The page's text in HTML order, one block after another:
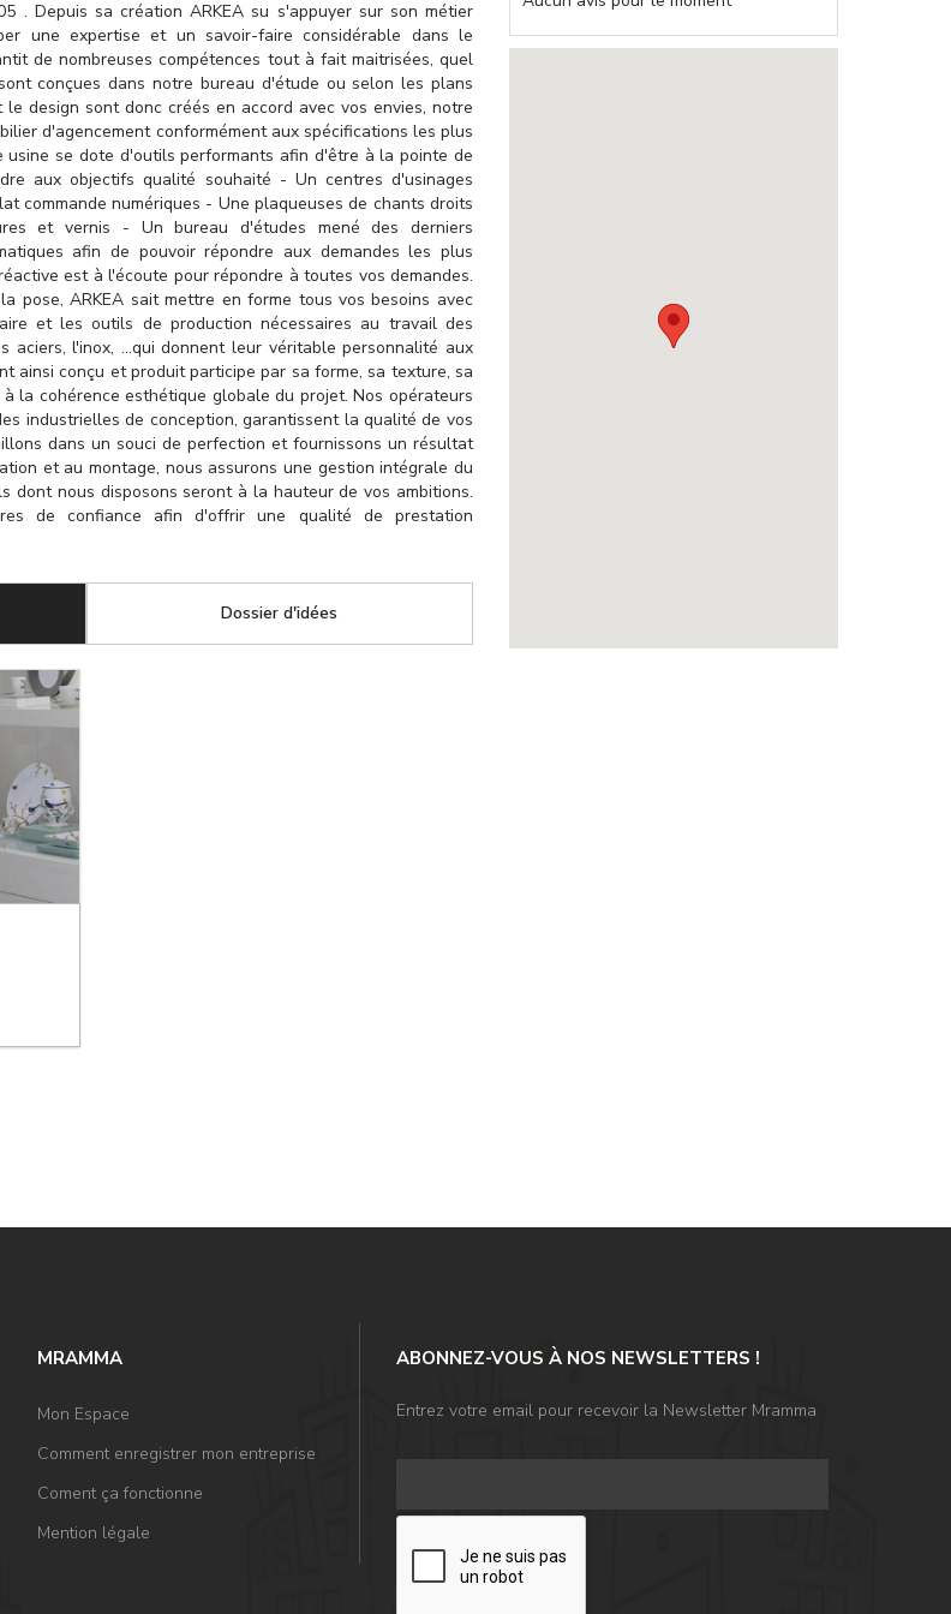
. Depuis sa création ARKEA su s'appuyer sur son métier
une expertise et un savoir-faire considérable dans le
de nombreuses compétences tout à fait maitrisées, quel
conçues dans notre bureau d'étude ou selon les plans
design sont donc créés en accord avec vos envies, notre
d'agencement conformément aux spécifications les plus
usine se dote d'outils performants afin d'être à la pointe de
aux objectifs qualité souhaité - Un centres d'usinages
commande numériques - Une plaqueuses de chants droits
et vernis - Un bureau d'études mené des derniers
afin de pouvoir répondre aux demandes les plus
est à l'écoute pour répondre à toutes vos demandes.
pose, ARKEA sait mettre en forme tous vos besoins avec
et les outils de production nécessaires au travail des
aciers, l'inox, …qui donnent leur véritable personnalité aux
ainsi conçu et produit participe par sa forme, sa texture, sa
la cohérence esthétique globale du projet. Nos opérateurs
industrielles de conception, garantissent la qualité de vos
dans un souci de perfection et fournissons un résultat
et au montage, nous assurons une gestion intégrale du
dont nous disposons seront à la hauteur de vos ambitions.
de confiance afin d'offrir une qualité de prestation
Dossier d'idées
MRAMMA
Mon Espace
Comment enregistrer mon entreprise
Coment ça fonctionne
Mention légale
ABONNEZ-VOUS À NOS NEWSLETTERS !
Entrez votre email pour recevoir la Newsletter Mramma